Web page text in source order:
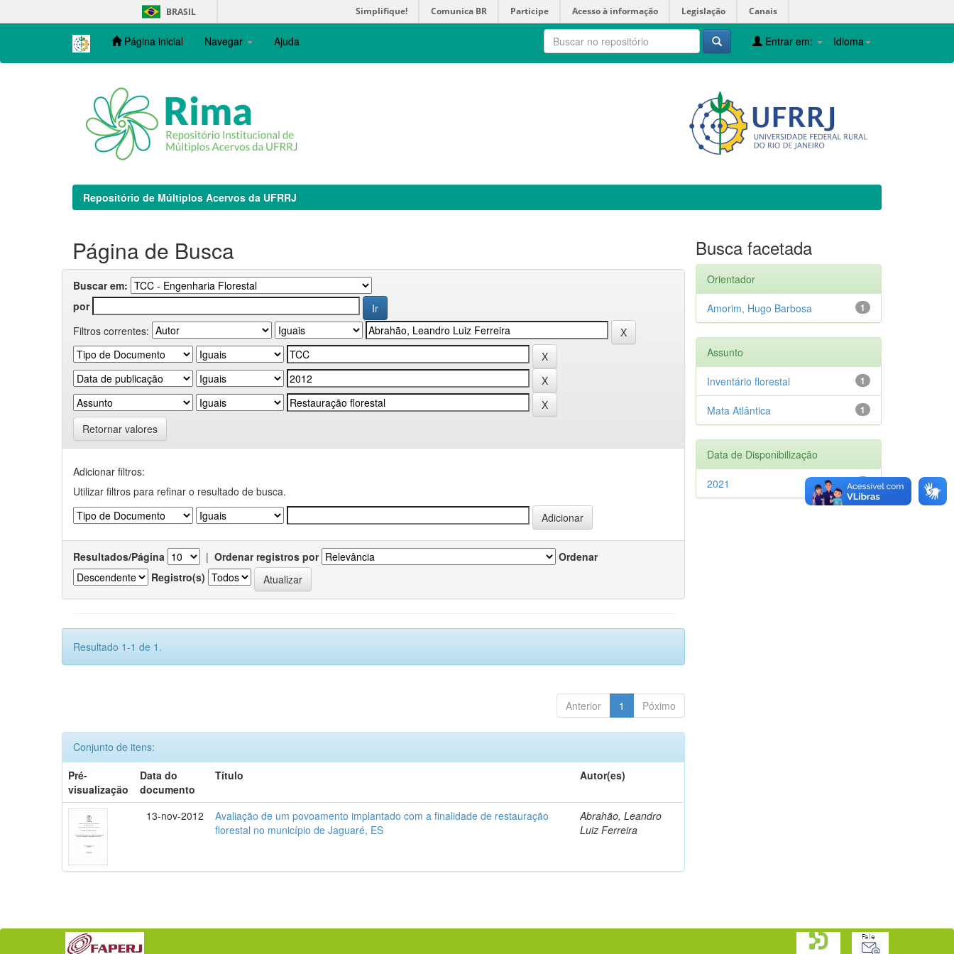
navigation
BRASIL Simplifique! Comunica BR Participe Acesso à informação Legislação Canais
Página inicial Navegar Ajuda Idioma
Entrar em:
Repositório de Múltiplos Acervos da UFRRJ
Página de Busca
Buscar em:
por
Filtros correntes:
Retornar valores
Adicionar filtros:
Utilizar filtros para refinar o resultado de busca.
Resultados/Página | Ordenar registros por
Ordenar
Registro(s)
Resultado 1-1 de 1.
Anterior 1 Póximo
Conjunto de itens:
Pré-
visualização
Data do
documento
Título Autor(es)
13-nov-2012
Avaliação de um povoamento implantado com a finalidade de restauração
florestal no município de Jaguaré, ES
Abrahão, Leandro
Luiz Ferreira
Busca facetada
Orientador
1
Amorim, Hugo Barbosa
Assunto
1
Inventário florestal
1
Mata Atlântica
Data de Disponibilização
1
2021